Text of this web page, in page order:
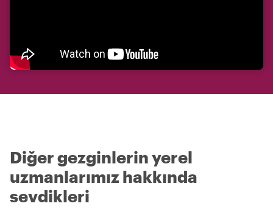
Diğer gezginlerin yerel
uzmanlarımız hakkında
sevdikleri